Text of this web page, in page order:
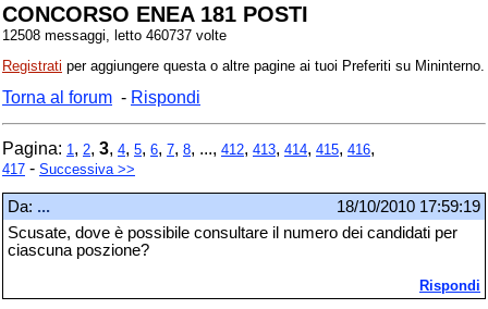
CONCORSO ENEA 181 POSTI
12508 messaggi, letto 460737 volte
Registrati per aggiungere questa o altre pagine ai tuoi Preferiti su Mininterno.
Torna al forum - Rispondi
Pagina: 1 , 2, 3, 4, 5, 6, 7, 8, ..., 412, 413, 414, 415, 416,
417 - Successiva >>
Da: ...
18/10/2010 17:59:19
Scusate, dove è possibile consultare il numero dei candidati per
ciascuna poszione?
Rispondi